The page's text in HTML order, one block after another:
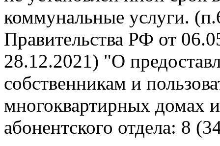
коммунальные услуги.
Правительства РФ от
28.12.2021) "О
собственникам и
многоквартирных
абонентского отдела: 8